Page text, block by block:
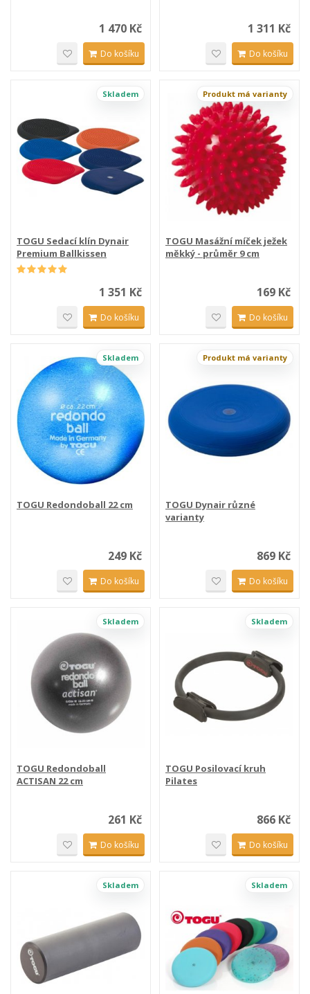
1 470 Kč
Do košíku
1 311 Kč
Do košíku
Skladem
TOGU Sedací klín Dynair
Premium Ballkissen
1 351 Kč
Do košíku
Produkt má varianty
TOGU Masážní míček ježek
měkký - průměr 9 cm
169 Kč
Do košíku
Skladem
TOGU Redondoball 22 cm
249 Kč
Do košíku
Produkt má varianty
TOGU Dynair různé
varianty
869 Kč
Do košíku
Skladem
TOGU Redondoball
ACTISAN 22 cm
261 Kč
Do košíku
Skladem
TOGU Posilovací kruh
Pilates
866 Kč
Do košíku
Skladem Skladem